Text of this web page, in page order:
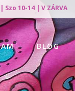
Szo 10-14 | V ZÁRVA
BLOG